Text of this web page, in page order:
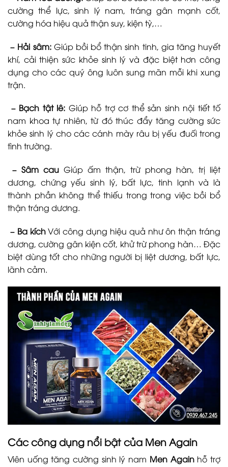
cường thể lực, sinh lý nam, tráng gân mạnh cốt,
cường hóa hiệu quả thận suy, kiện tỳ,…
– Hải sâm:Giúp bồi bổ thận sinh tinh, gia tăng huyết
khí, cải thiện sức khỏe sinh lý và đặc biệt hơn công
dụng cho các quý ông luôn sung mãn mỗi khi xung
trận.
– Bạch tật lê: Giúp hỗ trợ cơ thể sản sinh nội tiết tố
nam khoa tự nhiên, từ đó thúc đẩy tăng cường sức
khỏe sinh lý cho các cánh mày râu bị yếu đuối trong
tình trường.
– Sâm cau Giúp ấm thận, trừ phong hàn, trị liệt
dương, chứng yếu sinh lý, bất lực, tinh lạnh và là
thành phần không thể thiếu trong trong việc bồi bổ
thận tráng dương.
– Ba kíchVới công dụng hiệu quả như ôn thận tráng
dương, cường gân kiện cốt, khử trừ phong hàn… Đặc
biệt dùng tốt cho những người bị liệt dương, bất lực,
lãnh cảm.
Các công dụng nổi bật của Men Again
Viên uống tăng cường sinh lý nam Men Againhỗ trợ